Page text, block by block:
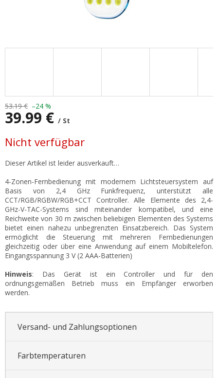
53.19 € –24 %
39.99 € / St
Nicht verfügbar
Dieser Artikel ist leider ausverkauft…
4-Zonen-Fernbedienung mit modernem Lichtsteuersystem auf
Basis von 2,4 GHz Funkfrequenz, unterstützt alle
CCT/RGB/RGBW/RGB+CCT Controller. Alle Elemente des 2,4-
GHz-V-TAC-Systems sind miteinander kompatibel, und eine
Reichweite von 30 m zwischen beliebigen Elementen des Systems
bietet einen nahezu unbegrenzten Einsatzbereich. Das System
ermöglicht die Steuerung mit mehreren Fernbedienungen
gleichzeitig oder über eine Anwendung auf einem Mobiltelefon.
Eingangsspannung 3 V (2 AAA-Batterien)
Hinweis: Das Gerät ist ein Controller und für den
ordnungsgemäßen Betrieb muss ein Empfänger erworben
werden.
Versand- und Zahlungsoptionen
Farbtemperaturen